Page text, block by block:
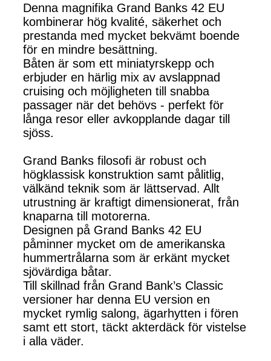
Denna magnifika Grand Banks 42 EU
kombinerar hög kvalité, säkerhet och
prestanda med mycket bekvämt boende
för en mindre besättning.
Båten är som ett miniatyrskepp och
erbjuder en härlig mix av avslappnad
cruising och möjligheten till snabba
passager när det behövs - perfekt för
långa resor eller avkopplande dagar till
sjöss.
Grand Banks filosofi är robust och
högklassisk konstruktion samt pålitlig,
välkänd teknik som är lättservad. Allt
utrustning är kraftigt dimensionerat, från
knaparna till motorerna.
Designen på Grand Banks 42 EU
påminner mycket om de amerikanska
hummertrålarna som är erkänt mycket
sjövärdiga båtar.
Till skillnad från Grand Bank’s Classic
versioner har denna EU version en
mycket rymlig salong, ägarhytten i fören
samt ett stort, täckt akterdäck för vistelse
i alla väder.